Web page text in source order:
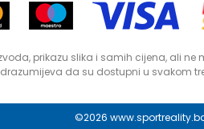
prikazu slika i samih cijena, ali
da su dostupni u svakom
©2026